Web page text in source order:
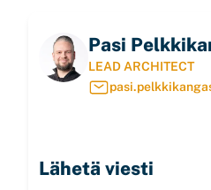
Pasi
LEAD ARCHITECT
Lähetä viesti